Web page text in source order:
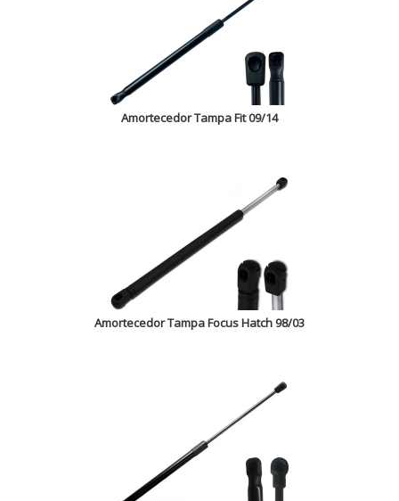
Amortecedor Tampa Fit 09/14
Amortecedor Tampa Focus Hatch 98/03